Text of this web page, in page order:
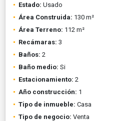
Estado: Usado
Área Construida: 130 m²
Área Terreno: 112 m²
Recámaras: 3
Baños: 2
Baño medio: Si
Estacionamiento: 2
Año construcción: 1
Tipo de inmueble: Casa
Tipo de negocio: Venta